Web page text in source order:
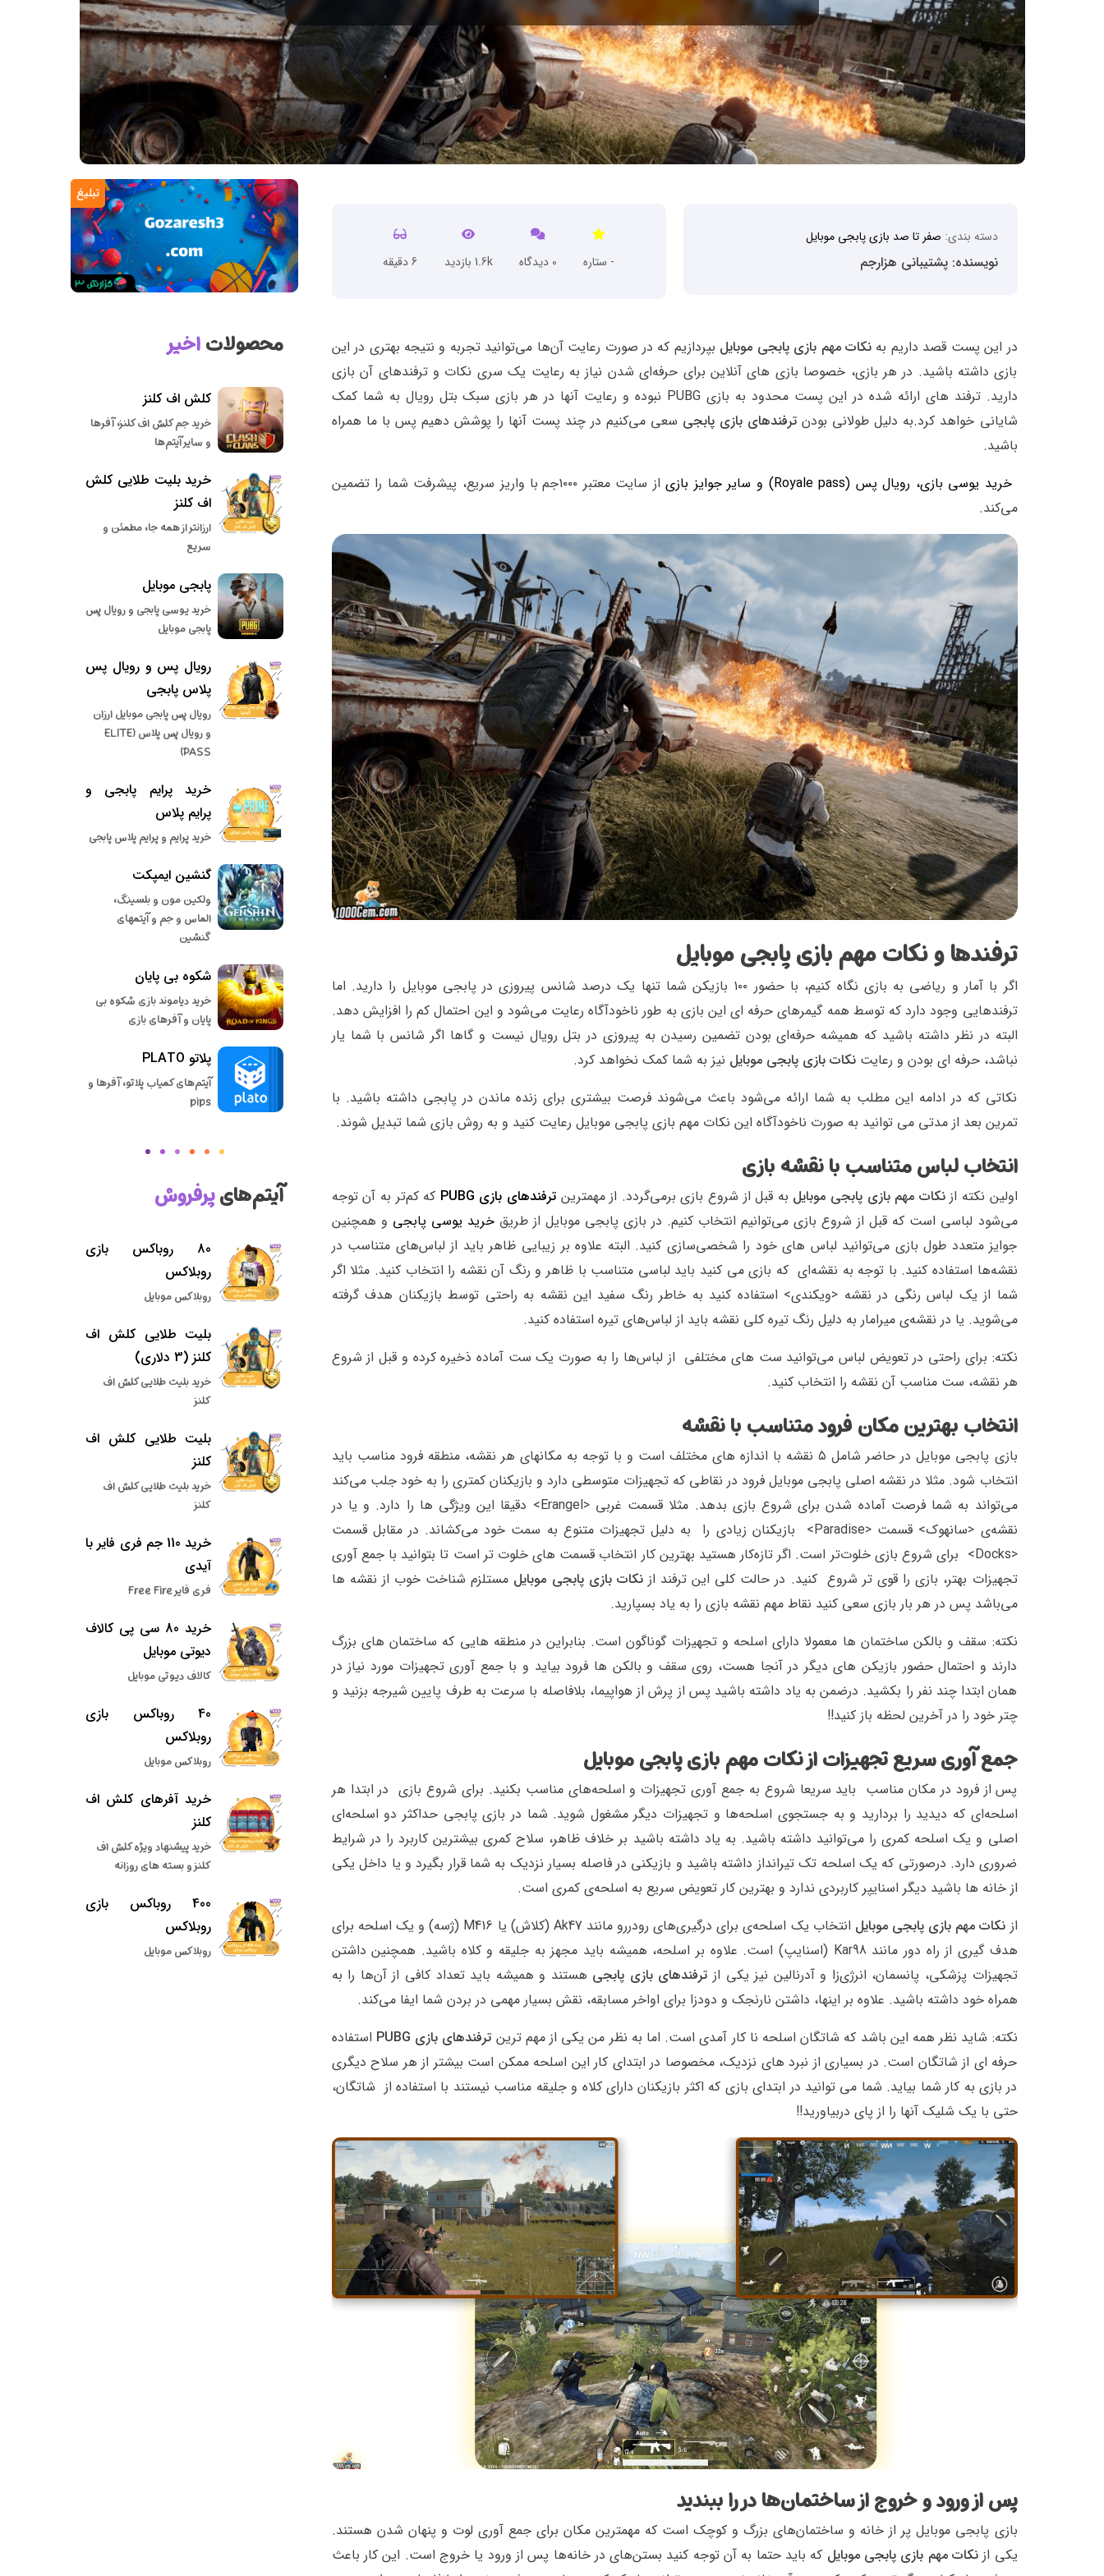
دسته بندی: صفر تا صد بازی پابجی موبایل
نویسنده: پشتیبانی هزارجم - ستاره 0 دیدگاه 1.6k بازدید 6 دقیقه
در این پست قصد داریم بهنکات مهم بازی پابجی موبایل بپردازیم که در صورت رعایت آن‌ها می‌توانید تجربه و نتیجه بهتری در این
بازی داشته باشید. در هر بازی، خصوصا بازی های آنلاین برای حرفه‌ای شدن نیاز به رعایت یک سری نکات و ترفندهای آن بازی
دارید. ترفند های ارائه شده در این پست محدود به بازی PUBG نبوده و رعایت آنها در هر بازی سبک بتل رویال به شما کمک
شایانی خواهد کرد.به دلیل طولانی بودن ترفندهای بازی پابجی سعی می‌کنیم در چند پست آنها را پوشش دهیم پس با ما همراه
باشید.
خرید یوسی بازی، رویال پس (Royale pass) و سایر جوایز بازی
از سایت معتبر ۱۰۰۰جم با واریز سریع، پیشرفت شما را تضمین
می‌کند.
ترفندها و نکات مهم بازی پابجی موبایل
اگر با آمار و ریاضی به بازی نگاه کنیم، با حضور ۱۰۰ بازیکن شما تنها یک درصد شانس پیروزی در پابجی موبایل را دارید. اما
ترفندهایی وجود دارد که توسط همه گیمرهای حرفه ای این بازی به طور ناخودآگاه رعایت می‌شود و این احتمال کم را افزایش دهد.
البته در نظر داشته باشید که همیشه حرفه‌ای بودن تضمین رسیدن به پیروزی در بتل رویال نیست و گاها اگر شانس با شما یار
نباشد، حرفه ای بودن و رعایتنکات بازی پابجی موبایل نیز به شما کمک نخواهد کرد.
نکاتی که در ادامه این مطلب به شما ارائه می‌شود باعث می‌شوند فرصت بیشتری برای زنده ماندن در پابجی داشته باشید. با
تمرین بعد از مدتی می توانید به صورت ناخودآگاه این نکات مهم بازی پابجی موبایل رعایت کنید و به روش بازی شما تبدیل شوند.
انتخاب لباس متناسب با نقشه بازی
اولین نکته ازنکات مهم بازی پابجی موبایل به قبل از شروع بازی برمی‌گردد. از مهمترینترفندهای بازی PUBG
که کم‌تر به آن توجه
می‌شود لباسی است که قبل از شروع بازی می‌توانیم انتخاب کنیم. در بازی پابجی موبایل از طریقخرید یوسی پابجی و همچنین
جوایز متعدد طول بازی می‌توانید لباس های خود را شخصی‌سازی کنید. البته علاوه بر زیبایی ظاهر باید از لباس‌های متناسب در
نقشه‌ها استفاده کنید. با توجه ‌به نقشه‌ای که بازی می کنید باید لباسی متناسب با ظاهر و رنگ آن نقشه را انتخاب کنید. مثلا اگر
شما از یک لباس رنگی در نقشه <ویکندی> استفاده کنید به خاطر رنگ سفید این نقشه به راحتی توسط بازیکنان هدف گرفته
می‌شوید. یا در نقشه‌ی میرامار به دلیل رنگ تیره کلی نقشه باید از لباس‌های تیره استفاده کنید.
نکته: برای ‌راحتی در تعویض لباس می‌توانید ست های مختلفی از لباس‌ها را به صورت یک ست آماده ذخیره کرده و قبل از شروع
هر نقشه، ست مناسب آن نقشه را انتخاب کنید.
انتخاب بهترین مکان فرود متناسب با نقشه
بازی پابجی موبایل در حاضر شامل ۵ نقشه با اندازه های مختلف است و با توجه به مکانهای هر نقشه، منطقه فرود مناسب باید
انتخاب شود. مثلا در نقشه اصلی پابجی موبایل فرود در نقاطی که تجهیزات متوسطی دارد و بازیکنان کمتری را به خود جلب می‌کند
می‌تواند به شما فرصت آماده شدن برای شروع بازی بدهد. مثلا قسمت غربی <Erangel> دقیقا این ویژگی ها را دارد. و یا در
نقشه‌ی <سانهوک> قسمت <Paradise> بازیکنان زیادی را به دلیل تجهیزات متنوع به سمت خود می‌کشاند. در مقابل قسمت
<Docks> برای شروع بازی خلوت‌تر است. اگر تازه‌کار هستید بهترین کار انتخاب قسمت های خلوت تر است تا بتوانید با جمع آوری
تجهیزات بهتر، بازی را قوی تر شروع کنید. در حالت کلی این ترفند ازنکات بازی پابجی موبایل مستلزم شناخت خوب از نقشه ها
می‌باشد پس در هر بار بازی سعی کنید نقاط مهم نقشه بازی را به یاد بسپارید.
نکته: سقف و بالکن ساختمان ها معمولا دارای اسلحه و تجهیزات گوناگون است. بنابراین در منطقه هایی که ساختمان های بزرگ
دارند و احتمال حضور بازیکن های دیگر در آنجا هست، روی سقف و بالکن ها فرود بیاید و با جمع آوری تجهیزات مورد نیاز در
همان ابتدا چند نفر را بکشید. درضمن به یاد داشته باشید پس از پرش از هواپیما، بلافاصله با سرعت به طرف پایین شیرجه بزنید و
چتر خود را در آخرین لحظه باز کنید!!
جمع آوری سریع تجهیزات از نکات مهم بازی پابجی موبایل
پس از فرود در مکان مناسب باید سریعا شروع به جمع آوری تجهیزات و اسلحه‌های مناسب بکنید. برای شروع بازی در ابتدا هر
اسلحه‌ای که دیدید را بردارید و به جستجوی اسلحه‌ها و تجهیزات دیگر مشغول شوید. شما در بازی پابجی حداکثر دو اسلحه‌ای
اصلی و یک اسلحه کمری را می‌توانید داشته باشید. به یاد داشته باشید بر خلاف ظاهر، سلاح کمری بیشترین کاربرد را در شرایط
ضروری دارد. درصورتی که یک اسلحه تک تیرانداز داشته باشید و بازیکنی در فاصله بسیار نزدیک به شما قرار بگیرد و یا داخل یکی
از خانه ها باشید دیگر اسنایپر کاربردی ندارد و بهترین کار تعویض سریع به اسلحه‌ی کمری است.
از نکات مهم بازی پابجی موبایل
انتخاب یک اسلحه‌ی برای درگیری‌های رودررو مانند Ak47 (کلاش) یا M416 (ژسه) و یک اسلحه برای
هدف گیری از راه دور مانند Kar98 (اسنایپ) است. علاوه بر اسلحه، همیشه باید مجهز به جلیقه و کلاه باشید. همچنین داشتن
تجهیزات پزشکی، پانسمان، انرژی‌زا و آدرنالین نیز یکی از ترفندهای بازی پابجی هستند و همیشه باید تعداد کافی از آن‌ها را به
همراه خود داشته باشید. ‌علاوه‌ بر اینها، داشتن نارنجک و دودزا برای اواخر مسابقه، نقش بسیار مهمی در بردن شما ایفا می‌کند.
نکته: شاید نظر همه این باشد که شاتگان اسلحه نا کار آمدی است. اما به نظر من یکی از مهم ترین ترفندهای بازی PUBG
استفاده
حرفه ای از شاتگان است. در بسیاری از نبرد های نزدیک، مخصوصا در ابتدای کار این اسلحه ممکن است بیشتر از هر سلاح دیگری
در بازی به کار شما بیاید. شما می توانید در ابتدای بازی که اکثر بازیکنان دارای کلاه و جلیقه مناسب نیستند با استفاده از شاتگان،
حتی با یک شلیک آنها را از پای دربیاورید!!
پس از ورود و خروج از ساختمان‌ها در را ببندید
بازی پابجی موبایل پر از خانه‌ و ساختمان‌های بزرگ و کوچک است که مهمترین مکان برای جمع آوری لوت و پنهان شدن هستند.
یکی ازنکات مهم بازی پابجی موبایل که باید حتما به آن توجه کنید بستن‌های در خانه‌ها پس از ورود یا خروج است. این کار باعث
تبلیغ
محصولاتاخیر
کلش اف کلنز
خرید جم کلش اف کلنز، آفرها
و سایر آیتم‌ها
خرید بلیت طلایی کلش
اف کلنز
ارزانتر از همه جا، مطمئن و
سریع
پابجی موبایل
خرید یوسی پابجی و رویال پس
پابجی موبایل
رویال پس و رویال پس
پلاس پابجی
رویال پس پابجی موبایل ارزان
و رویال پس پلاس (ELITE
PASS)
خرید پرایم پابجی و
پرایم پلاس
خرید پرایم و پرایم پلاس پابجی
گنشین ایمپکت
ولکین مون و بلسینگ،
الماس و جم و آیتمهای
گنشین
شکوه بی پایان
خرید دیاموند بازی شکوه بی
پایان و آفرهای بازی
پلاتو PLATO
آیتم‌های کمیاب پلاتو، آفرها و
pips
آیتم‌هایپرفروش
80 روباکس بازی
روبلاکس
روبلاکس موبایل
بلیت طلایی کلش اف
کلنز (3 دلاری)
خرید بلیت طلایی کلش اف
کلنز
بلیت طلایی کلش اف
کلنز
خرید بلیت طلایی کلش اف
کلنز
خرید 110 جم فری فایر با
آیدی
فری فایر Free Fire
خرید 80 سی پی کالاف
دیوتی موبایل
کالاف دیوتی موبایل
40 روباکس بازی
روبلاکس
روبلاکس موبایل
خرید آفرهای کلش اف
کلنز
خرید پیشنهاد ویژه کلش اف
کلنز و بسته های روزانه
400 روباکس بازی
روبلاکس
روبلاکس موبایل